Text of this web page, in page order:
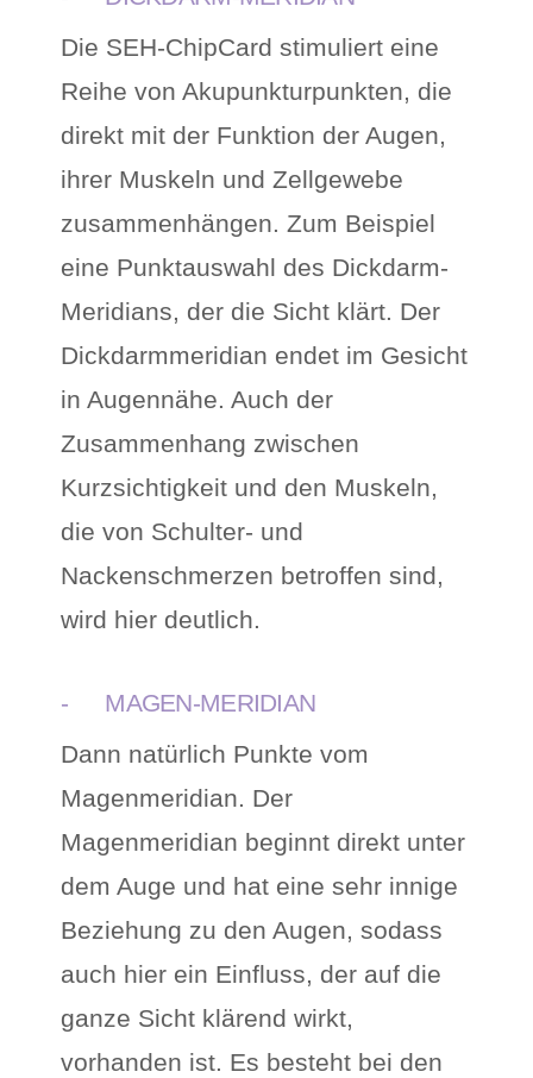
Die SEH-ChipCard stimuliert eine
Reihe von Akupunkturpunkten, die
direkt mit der Funktion der Augen,
ihrer Muskeln und Zellgewebe
zusammenhängen. Zum Beispiel
eine Punktauswahl des Dickdarm-
Meridians, der die Sicht klärt. Der
Dickdarmmeridian endet im Gesicht
in Augennähe. Auch der
Zusammenhang zwischen
Kurzsichtigkeit und den Muskeln,
die von Schulter- und
Nackenschmerzen betroffen sind,
wird hier deutlich.
- MAGEN-MERIDIAN
Dann natürlich Punkte vom
Magenmeridian. Der
Magenmeridian beginnt direkt unter
dem Auge und hat eine sehr innige
Beziehung zu den Augen, sodass
auch hier ein Einfluss, der auf die
ganze Sicht klärend wirkt,
vorhanden ist. Es besteht bei den